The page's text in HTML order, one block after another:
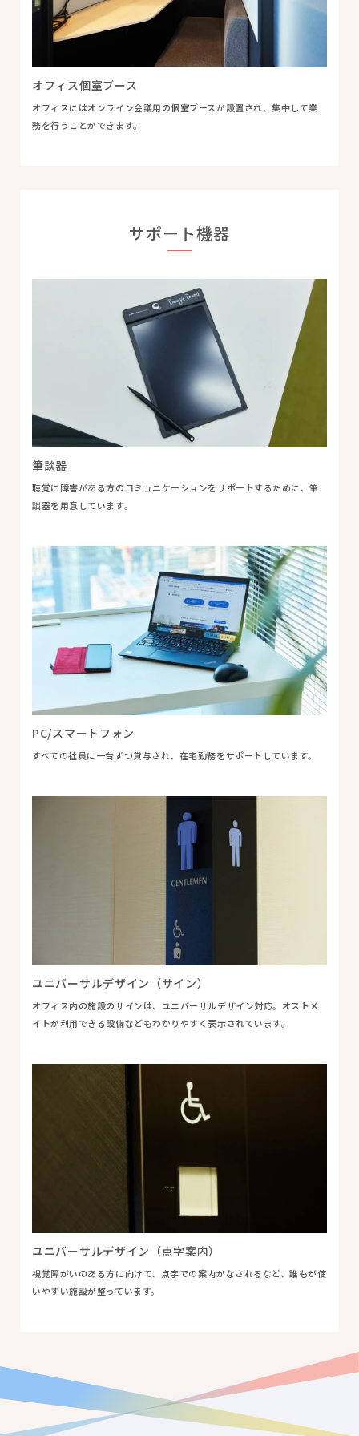
オフィス個室ブース
オフィスにはオンライン会議用の個室ブースが設置され、集中して業
務を行うことができます。
サポート機器
筆談器
聴覚に障害がある方のコミュニケーションをサポートするために、筆
談器を用意しています。
PC/スマートフォン
すべての社員に一台ずつ貸与され、在宅勤務をサポートしています。
ユニバーサルデザイン（サイン）
オフィス内の施設のサインは、ユニバーサルデザイン対応。オストメ
イトが利用できる設備などもわかりやすく表示されています。
ユニバーサルデザイン（点字案内）
視覚障がいのある方に向けて、点字での案内がなされるなど、誰もが使
いやすい施設が整っています。